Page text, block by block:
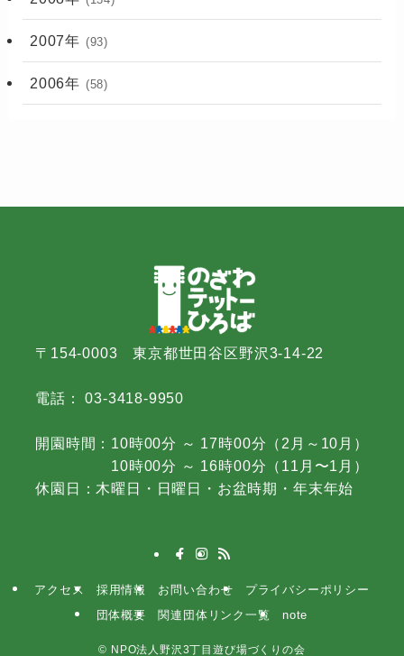
2007年 (93)
2006年 (58)
〒154-0003 東京都世田谷区野沢3-14-22
電話： 03-3418-9950
開園時間：10時00分 ～ 17時00分（2月～10月）
10時00分 ～ 16時00分（11月〜1月）
休園日：木曜日・日曜日・お盆時期・年末年始
アクセス 採用情報 お問い合わせ
プライバシーポリシー
団体概要
関連団体リンク一覧 note
© NPO法人野沢3丁目遊び場づくりの会